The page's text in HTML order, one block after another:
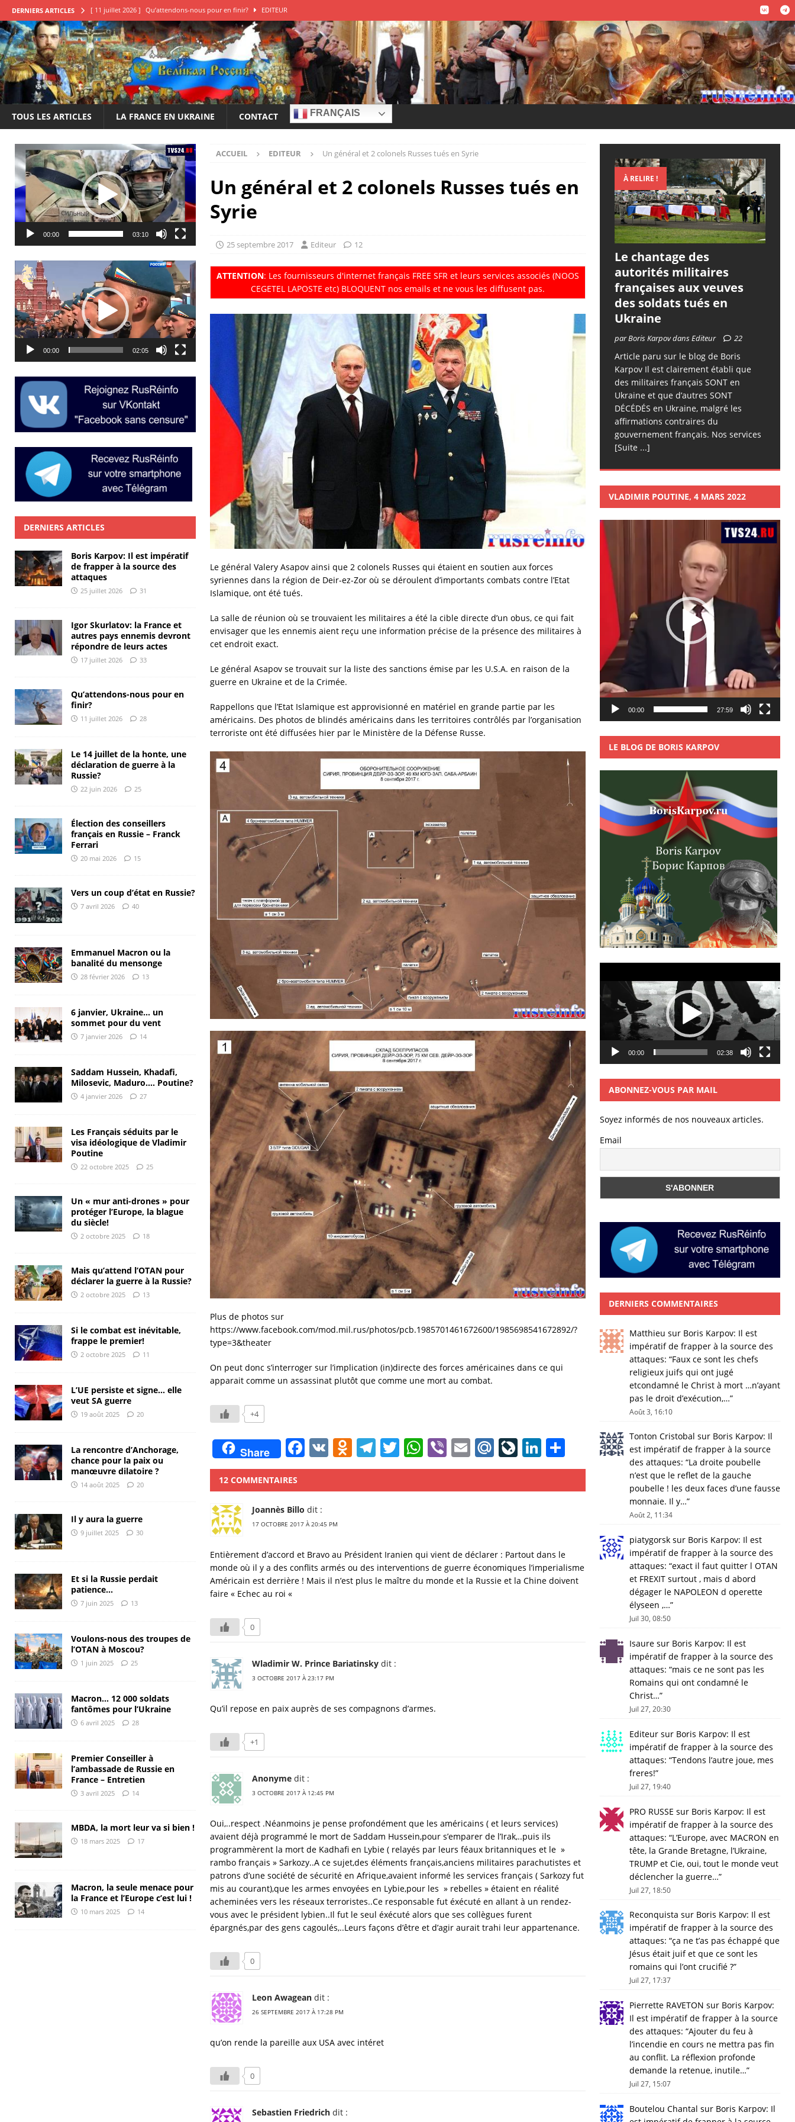
DERNIERS ARTICLES [ 11 juillet 2026 ] Qu’attendons-nous pour en finir? EDITEUR
[ 22 juin 2026 ] Le 14 juillet de la honte, une déclaration de guerre à la Russie? EDITEUR
[ 20 mai 2026 ] Élection des conseillers français en Russie – Franck Ferrari EDITEUR
[ 25 juillet 2026 ] Boris Karpov: Il est impératif de frapper à la source des attaques EDITEUR
[ 17 juillet 2026 ] Igor Skurlatov: la France et autres pays ennemis devront répondre de leurs actes EDITEUR
TOUS LES ARTICLES LA FRANCE EN UKRAINE CONTACT FRANÇAIS
ACCUEIL EDITEUR Un général et 2 colonels Russes tués en Syrie
Un général et 2 colonels Russes tués en
Syrie
25 septembre 2017 Editeur 12
ATTENTION: Les fournisseurs d'internet français FREE SFR et leurs services associés (NOOS
CEGETEL LAPOSTE etc) BLOQUENT nos emails et ne vous les diffusent pas.
Le général Valery Asapov ainsi que 2 colonels Russes qui étaient en soutien aux forces
syriennes dans la région de Deir-ez-Zor où se déroulent d’importants combats contre l’Etat
Islamique, ont été tués.
La salle de réunion où se trouvaient les militaires a été la cible directe d’un obus, ce qui fait
envisager que les ennemis aient reçu une information précise de la présence des militaires à
cet endroit exact.
Le général Asapov se trouvait sur la liste des sanctions émise par les U.S.A. en raison de la
guerre en Ukraine et de la Crimée.
Rappellons que l’Etat Islamique est approvisionné en matériel en grande partie par les
américains. Des photos de blindés américains dans les territoires contrôlés par l’organisation
terroriste ont été diffusées hier par le Ministère de la Défense Russe.
Plus de photos sur
https://www.facebook.com/mod.mil.rus/photos/pcb.1985701461672600/1985698541672892/?
type=3&theater
On peut donc s’interroger sur l’implication (in)directe des forces américaines dans ce qui
apparait comme un assassinat plutôt que comme une mort au combat.
+4
Share F
a
c
e
b
o
k
V
K
O
d
n
ss
ni
T
el
e
T
w
it
W
h
at
p
Vi
b
er
E
m
ai
M
ai
l.
Li
v
eJ
n
al
Li
n
k
P
a
rt
12 COMMENTAIRES
Joannès Billo dit :
17 OCTOBRE 2017 À 20:45 PM
Entièrement d’accord et Bravo au Président Iranien qui vient de déclarer : Partout dans le
monde où il y a des conflits armés ou des interventions de guerre économiques l’imperialisme
Américain est derrière ! Mais il n’est plus le maître du monde et la Russie et la Chine doivent
faire « Echec au roi «
0
Wladimir W. Prince Bariatinsky dit :
3 OCTOBRE 2017 À 23:17 PM
Qu’il repose en paix auprès de ses compagnons d’armes.
+1
Anonyme dit :
3 OCTOBRE 2017 À 12:45 PM
Oui,..respect .Néanmoins je pense profondément que les américains ( et leurs services)
avaient déjà programmé le mort de Saddam Hussein,pour s’emparer de l’Irak,..puis ils
programmèrent la mort de Kadhafi en Lybie ( relayés par leurs féaux britanniques et le »
rambo français » Sarkozy..A ce sujet,des éléments français,anciens militaires parachutistes et
patrons d’une société de sécurité en Afrique,avaient informé les services français ( Sarkozy fut
mis au courant),que les armes envoyées en Lybie,pour les » rebelles » étaient en réalité
acheminées vers les réseaux terroristes..Ce responsable fut éxécuté en allant à un rendez-
vous avec le président lybien..Il fut le seul éxécuté alors que ses collègues furent
épargnés,par des gens cagoulés,..Leurs façons d’être et d’agir aurait trahi leur appartenance.
0
Leon Awagean dit :
26 SEPTEMBRE 2017 À 17:28 PM
qu’on rende la pareille aux USA avec intéret
0
Sebastien Friedrich dit :
Lecteur
vidéo
00:00 03:10
Lecteur
vidéo
00:00 02:05
DERNIERS ARTICLES
Boris Karpov: Il est impératif
de frapper à la source des
attaques
25 juillet 2026 31
Igor Skurlatov: la France et
autres pays ennemis devront
répondre de leurs actes
17 juillet 2026 33
Qu’attendons-nous pour en
finir?
11 juillet 2026 28
Le 14 juillet de la honte, une
déclaration de guerre à la
Russie?
22 juin 2026 25
Élection des conseillers
français en Russie – Franck
Ferrari
20 mai 2026 15
Vers un coup d’état en Russie?
7 avril 2026 40
Emmanuel Macron ou la
banalité du mensonge
28 février 2026 13
6 janvier, Ukraine… un
sommet pour du vent
7 janvier 2026 14
Saddam Hussein, Khadafi,
Milosevic, Maduro…. Poutine?
4 janvier 2026 27
Les Français séduits par le
visa idéologique de Vladimir
Poutine
22 octobre 2025 25
Un « mur anti-drones » pour
protéger l’Europe, la blague
du siècle!
2 octobre 2025 18
Mais qu’attend l’OTAN pour
déclarer la guerre à la Russie?
2 octobre 2025 13
Si le combat est inévitable,
frappe le premier!
2 octobre 2025 11
L’UE persiste et signe… elle
veut SA guerre
19 août 2025 20
La rencontre d’Anchorage,
chance pour la paix ou
manœuvre dilatoire ?
14 août 2025 20
Il y aura la guerre
9 juillet 2025 30
Et si la Russie perdait
patience…
7 juin 2025 13
Voulons-nous des troupes de
l’OTAN à Moscou?
1 juin 2025 25
Macron… 12 000 soldats
fantômes pour l’Ukraine
6 avril 2025 28
Premier Conseiller à
l’ambassade de Russie en
France – Entretien
3 avril 2025 14
MBDA, la mort leur va si bien !
18 mars 2025 17
Macron, la seule menace pour
la France et l’Europe c’est lui !
10 mars 2025 14
À RELIRE !
Le chantage des
autorités militaires
françaises aux veuves
des soldats tués en
Ukraine
par Boris Karpov dans Editeur 22
Article paru sur le blog de Boris
Karpov Il est clairement établi que
des militaires français SONT en
Ukraine et que d’autres SONT
DÉCÉDÉS en Ukraine, malgré les
affirmations contraires du
gouvernement français. Nos services
[Suite ...]
VLADIMIR POUTINE, 4 MARS 2022
Lecteur
vidéo
00:00 27:59
LE BLOG DE BORIS KARPOV
vidéo
00:00 02:38
ABONNEZ-VOUS PAR MAIL
Soyez informés de nos nouveaux articles.
Email
DERNIERS COMMENTAIRES
Matthieu sur Boris Karpov: Il est
impératif de frapper à la source des
attaques: “Faux ce sont les chefs
religieux juifs qui ont jugé
etcondamné le Christ à mort …n’ayant
pas le droit d’exécution,…”
Août 3, 16:10
Tonton Cristobal sur Boris Karpov: Il
est impératif de frapper à la source
des attaques: “La droite poubelle
n’est que le reflet de la gauche
poubelle ! les deux faces d’une fausse
monnaie. Il y…”
Août 2, 11:34
piatygorsksur Boris Karpov: Il est
impératif de frapper à la source des
attaques: “exact il faut quitter l OTAN
et FREXIT surtout , mais d abord
dégager le NAPOLEON d operette
élyseen ,…”
Juil 30, 08:50
Isauresur Boris Karpov: Il est
impératif de frapper à la source des
attaques: “mais ce ne sont pas les
Romains qui ont condamné le
Christ…”
Juil 27, 20:30
Editeursur Boris Karpov: Il est
impératif de frapper à la source des
attaques: “Tendons l’autre joue, mes
freres!”
Juil 27, 19:40
PRO RUSSE sur Boris Karpov: Il est
impératif de frapper à la source des
attaques: “L’Europe, avec MACRON en
tête, la Grande Bretagne, l’Ukraine,
TRUMP et Cie, oui, tout le monde veut
déclencher la guerre…”
Juil 27, 18:50
Reconquista sur Boris Karpov: Il est
impératif de frapper à la source des
attaques: “ça ne t’as pas échappé que
Jésus était juif et que ce sont les
romains qui l’ont crucifié ?”
Juil 27, 17:37
Pierrette RAVETON sur Boris Karpov:
Il est impératif de frapper à la source
des attaques: “Ajouter du feu à
l’incendie en cours ne mettra pas fin
au conflit. La réflexion profonde
demande la retenue, inutile…”
Juil 27, 15:07
Boutelou Chantal sur Boris Karpov: Il